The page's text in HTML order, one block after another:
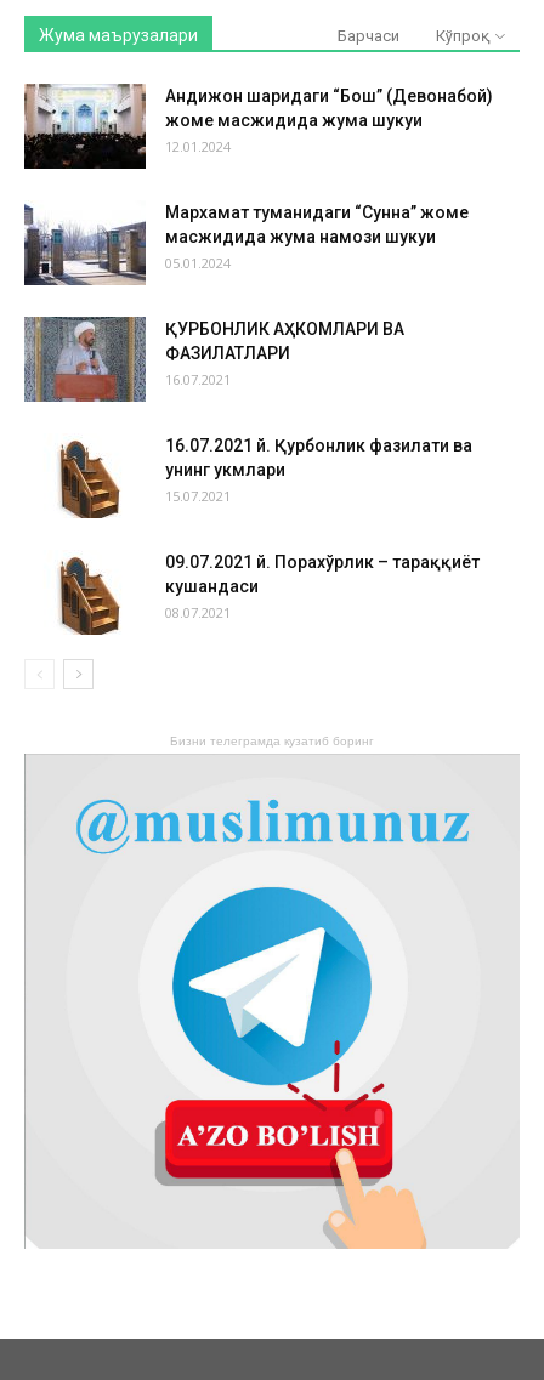
Жума маърузалари Барчаси Кўпроқ
Андижон шаҳридаги “Бош” (Девонабой)
жоме масжидида жума шукуҳи
12.01.2024
Мархамат туманидаги “Сунна” жоме
масжидида жума намози шукуҳи
05.01.2024
ҚУРБОНЛИК АҲКОМЛАРИ ВА
ФАЗИЛАТЛАРИ
16.07.2021
16.07.2021 й. Қурбонлик фазилати ва
унинг ҳукмлари
15.07.2021
09.07.2021 й. Порахўрлик – тараққиёт
кушандаси
08.07.2021
Бизни телеграмда кузатиб боринг